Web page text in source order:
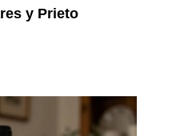
y Prieto